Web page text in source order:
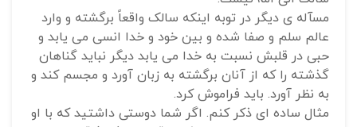
مسآله ی دیگر در توبه اینکه سالک واقعاً برگشته و وارد
عالم سلم و صفا شده و بین خود و خدا انسی می یابد و
حبی در قلبش نسبت به خدا می یابد دیگر نباید گناهان
گذشته را که از آنان برگشته به زبان آورد و مجسم کند و
به نظر آورد. باید فراموش کرد.
مثال ساده ای ذکر کنم. اگر شما دوستی داشتید که با او